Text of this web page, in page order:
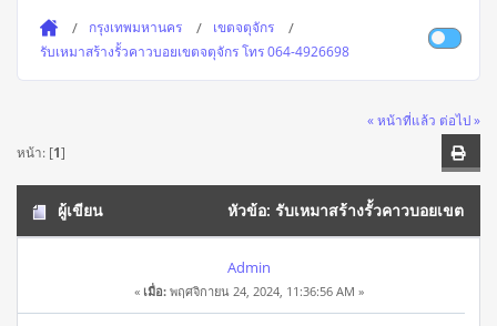
กรุงเทพมหานคร
เขตจตุจักร
รับเหมาสร้างรั้วคาวบอยเขตจตุจักร โทร 064-4926698
« หน้าที่แล้ว ต่อไป »
หน้า: [1]
ผู้เขียน หัวข้อ: รับเหมาสร้างรั้วคาวบอยเขต
จตุจักร โทร 064-4926698 (อ่าน 10489 ครั้ง)
Admin
« เมื่อ:พฤศจิกายน 24, 2024, 11:36:56 AM »